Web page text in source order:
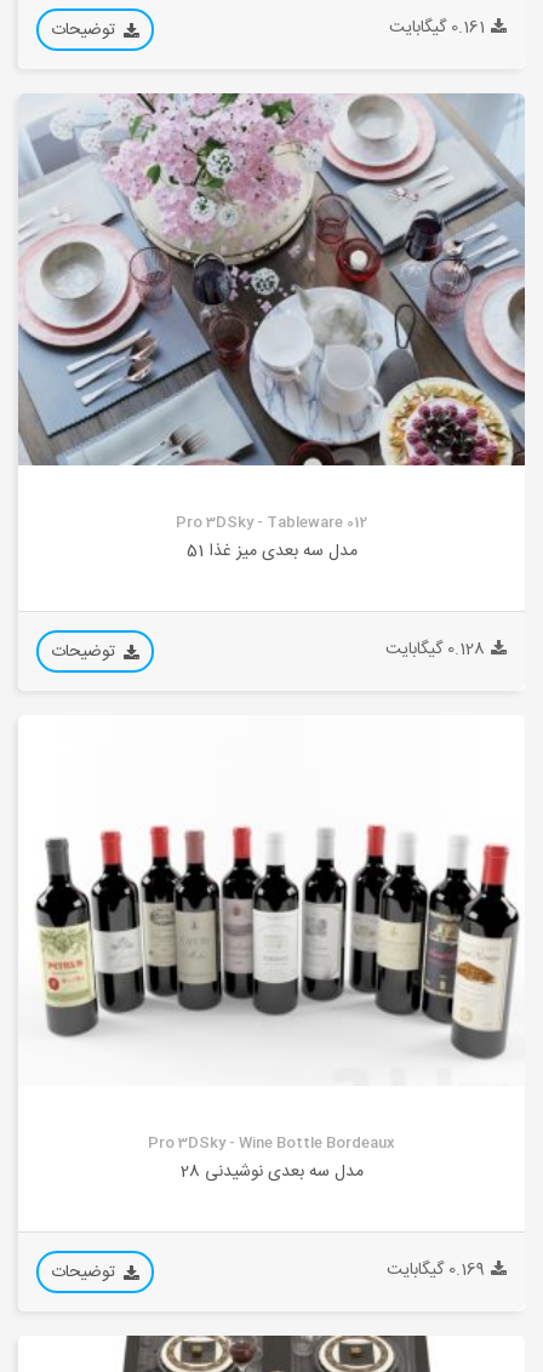
0.161 گیگابایت توضیحات
Pro 3DSky - Tableware 012
مدل سه بعدی میز غذا 51
0.128 گیگابایت توضیحات
Pro 3DSky - Wine Bottle Bordeaux
مدل سه بعدی نوشیدنی 28
0.169 گیگابایت توضیحات